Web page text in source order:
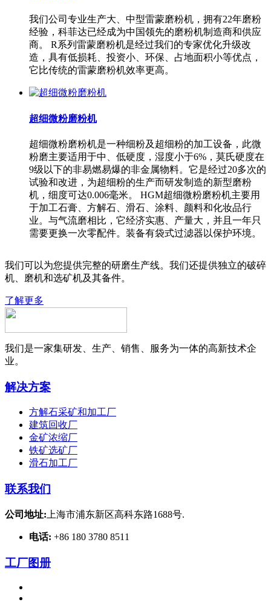
我们公司专业生产大、中型雷蒙磨粉机，拥有22年磨粉
经验，科菲达已经成为中国领先的磨粉机制造商和供应
商。 R系列雷蒙磨粉机是经过我们的专家优化升级改
造，具有低损耗、投资小、环保、占地面积小等优点，
它比传统的雷蒙磨粉机效率更高。
超细微粉磨粉机
超细微粉磨粉机是一种细粉及超细粉的加工设备，此微
粉磨主要适用于中、低硬度，湿度小于6%，莫氏硬度在
9级以下的非易燃易爆的非金属物料。它是经过20多次的
试验和改进，为超细粉的生产而研发制造的新型磨粉
机，细度可达0.006毫米。 HGM超细微粉磨粉机主要用
于加工石膏、方解石、滑石、涂料、颜料和化妆品行
业。与气流磨相比，它经济实惠、产量大，并且一年只
需要更换一次零配件。装备有袋式过滤器以保护环境。
我们可以为您提供完整的研磨生产线。我们还提供独立的破碎
机、磨机和选矿机及其备件。
了解更多
我们是一家集研发、生产、销售、服务为一体的高新技术企
业。
解决方案
方解石采矿和加工厂
建筑回收厂
金矿浓缩厂
铁矿选矿厂
滑石加工厂
联系我们
公司地址: 上海市浦东新区高科东路1688号.
电话: +86 180 3780 8511
工厂图册